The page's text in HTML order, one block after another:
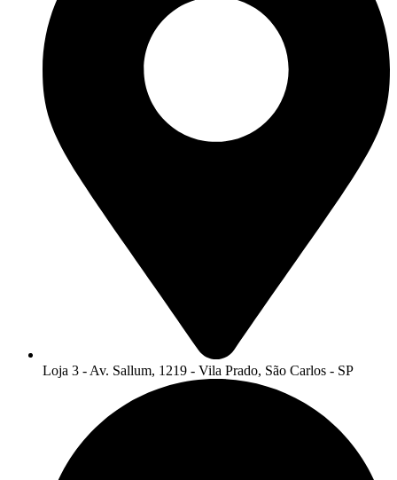
Loja 3 - Av. Sallum, 1219 - Vila Prado, São Carlos - SP